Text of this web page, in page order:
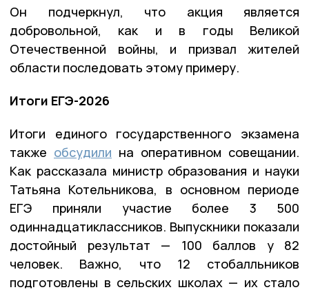
Он подчеркнул, что акция является
добровольной, как и в годы Великой
Отечественной войны, и призвал жителей
области последовать этому примеру.
Итоги ЕГЭ-2026
Итоги единого государственного экзамена
также обсудили на оперативном совещании.
Как рассказала министр образования и науки
Татьяна Котельникова, в основном периоде
ЕГЭ приняли участие более 3 500
одиннадцатиклассников. Выпускники показали
достойный результат — 100 баллов у 82
человек. Важно, что 12 стобалльников
подготовлены в сельских школах — их стало